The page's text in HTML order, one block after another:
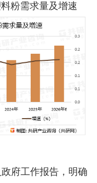
粉需求量及增速
府工作报告，明确